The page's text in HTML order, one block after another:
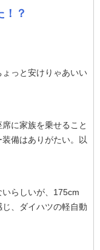
！？
っと安けりゃあいい
に家族を乗せること
備はありがたい。以
らしいが、175cm
、ダイハツの軽自動